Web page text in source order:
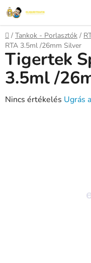
Ugrás
fő
tartalomhoz
Kezdőlap
/ Tankok - Porlasztók /
RTA 3.5ml /26mm Silver
Tigertek
3.5ml /
A
Nincs értékelés Ugrás